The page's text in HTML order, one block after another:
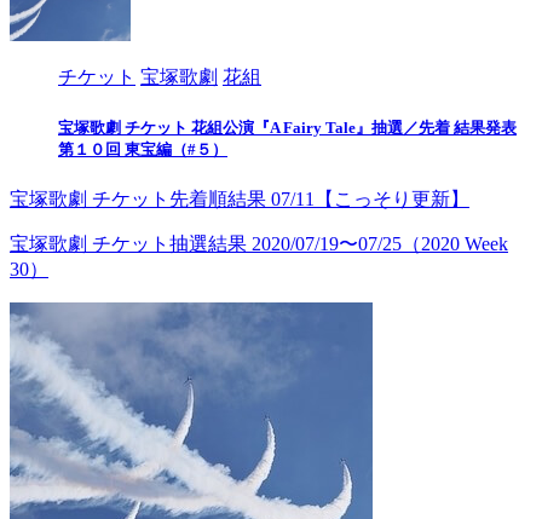
チケット 宝塚歌劇 花組
宝塚歌劇 チケット 花組公演『A Fairy Tale』抽選／先着 結果発表
第１０回 東宝編（#５）
宝塚歌劇 チケット先着順結果 07/11【こっそり更新】
宝塚歌劇 チケット抽選結果 2020/07/19〜07/25（2020 Week
30）